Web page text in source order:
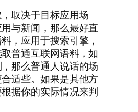
取决于目标应用场
与新闻，那么最好直
，应用于搜索引擎，
普通互联网语料，如
那么普通人说话的场
适些。如果是其他方
据你的实际情况来判